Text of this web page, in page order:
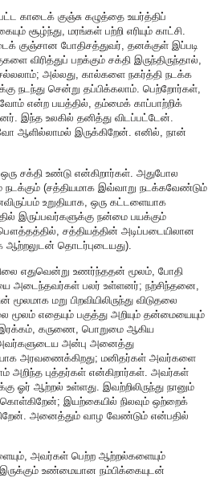
காடைக் குஞ்சு கழுத்தை உயர்த்திப்
சூழ்ந்து, மரங்கள் பற்றி எரியும் காட்சி.
குஞ்சான போதிசத்துவர், தனக்குள் இப்படி
விரித்துப் பறக்கும் சக்தி இருந்திருந்தால்,
அல்லது, கால்களை நகர்த்தி நடக்க
நடந்து சென்று தப்பிக்கலாம். பெற்றோர்கள்,
என்ற பயத்தில், தம்மைக் காப்பாற்றிக்
இந்த உலகில் தனித்து விடப்பட்டேன்.
ஆளில்லாமல் இருக்கிறேன். எனில், நான்
சக்தி உண்டு என்கிறார்கள். அதுபோல
நடக்கும் (சத்தியமாக இவ்வாறு நடக்கவேண்டும்
உறுதியாக, ஒரு கட்டளையாக
இருப்பவர்களுக்கு நன்மை பயக்கும்
சத்தியத்தின் அடிப்படையிலான
ஆற்றலுடன் தொடர்புடையது).
நிலை எதுவென்று உணர்ந்ததன் மூலம், போதி
அடைந்தவர்கள் பலர் உள்ளனர்; நற்சிந்தனை,
மறு பிறவியிலிருந்து விடுதலை
எதையும் பகுத்து அறியும் தன்மையையும்
கருணை, பொறுமை ஆகிய
அன்பு அனைத்து
அரவணைக்கிறது; மனிதர்கள் அவர்களை
அறிந்த புத்தர்கள் என்கிறார்கள். அவர்கள்
ஓர் ஆற்றல் உள்ளது. இவற்றிலிருந்து நானும்
இயற்கையில் நிலவும் ஒற்றைக்
அனைத்தும் வாழ வேண்டும் என்பதில்
அவர்கள் பெற்ற ஆற்றல்களையும்
உண்மையான நம்பிக்கையுடன்